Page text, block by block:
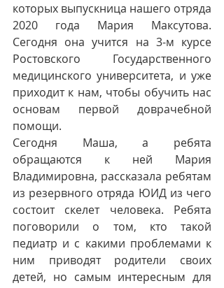
которых выпускница нашего отряда
2020 года Мария Максутова.
Сегодня она учится на 3-м курсе
Ростовского Государственного
медицинского университета, и уже
приходит к нам, чтобы обучить нас
основам первой доврачебной
помощи.
Сегодня Маша, а ребята
обращаются к ней Мария
Владимировна, рассказала ребятам
из резервного отряда ЮИД из чего
состоит скелет человека. Ребята
поговорили о том, кто такой
педиатр и с какими проблемами к
ним приводят родители своих
детей, но самым интересным для